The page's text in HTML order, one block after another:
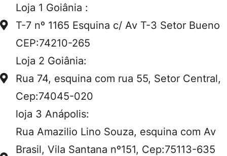
Loja 1 Goiânia :
T-7 nº 1165 Esquina c/ Av T-3 Setor Bueno
CEP:74210-265
Loja 2 Goiânia:
Rua 74, esquina com rua 55, Setor Central,
Cep:74045-020
loja 3 Anápolis:
Rua Amazilio Lino Souza, esquina com Av
Brasil, Vila Santana nº151, Cep:75113-635